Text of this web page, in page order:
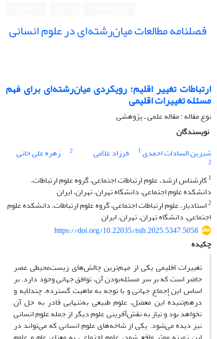
فصلنامه مطالعات میان‌رشته‌ای در علوم انسانی
ارتباطات تغییر اقلیم؛ رویکردی میان‌رشته‌ای برای فهم
مسئله تغییرات اقلیمی
نوع مقاله : مقاله علمی ـ پژوهشی
نویسندگان
شیرین السادات احمدی1 فرزاد غلامی 2 زهره علی خانی
2
1کارشناس ارشد، علوم ارتباطات اجتماعی، گروه علوم ارتباطات،
دانشکده علوم اجتماعی، دانشگاه تهران، تهران، ایران
2استادیار، علوم ارتباطات اجتماعی، گروه علوم ارتباطات، دانشکده علوم
اجتماعی، دانشگاه تهران، تهران، ایران
https://doi.org/10.22035/isih.2025.5347.5058
چکیده
تغییرات اقلیمی یکی از مهم‌ترین چالش‌های زیست‌محیطی عصر
حاضر است که بر سر مسئله‌بودن آن، توافق جهانی وجود دارد. بر
اساس این اجماع جهانی و با توجه به ماهیت گسترده، چندلایه و
درهم‌تنیدهٔ این معضل، علوم طبیعی به‌تنهایی قادر به حل آن
نخواهد بود و نیاز به نقش‌آفرینی علوم دیگر از جمله علوم انسانی
نیز دیده می‌شود. یکی از شاخه‌های علوم انسانی که می‌تواند در